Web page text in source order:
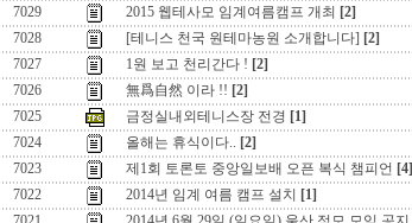
7029
2015 웹테사모 임계여름캠프 개최 [2]
7028
[테니스 천국 원테마농원 소개합니다] [2]
7027
1원 보고 천리간다 ! [2]
7026
無爲自然 이라 !! [2]
7025
금정실내외테니스장 전경 [1]
7024
올해는 휴식이다.. [2]
7023
제1회 토론토 중앙일보배 오픈 복식 챔피언 [4]
7022
2014년 임계 여름 캠프 설치 [1]